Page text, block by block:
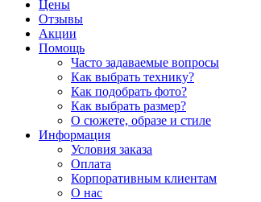
Цены
Отзывы
Акции
Помощь
Часто задаваемые вопросы
Как выбрать технику?
Как подобрать фото?
Как выбрать размер?
О сюжете, образе и стиле
Информация
Условия заказа
Оплата
Корпоративным клиентам
О нас